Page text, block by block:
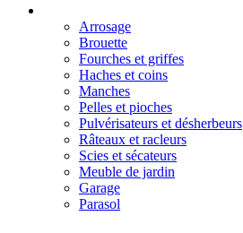
Arrosage
Brouette
Fourches et griffes
Haches et coins
Manches
Pelles et pioches
Pulvérisateurs et désherbeurs
Râteaux et racleurs
Scies et sécateurs
Meuble de jardin
Garage
Parasol